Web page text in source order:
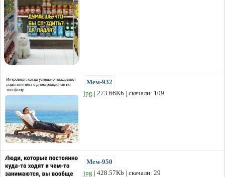
Мем-932
jpg | 273.66Kb | скачали: 109
Мем-950
jpg | 428.57Kb | скачали: 29